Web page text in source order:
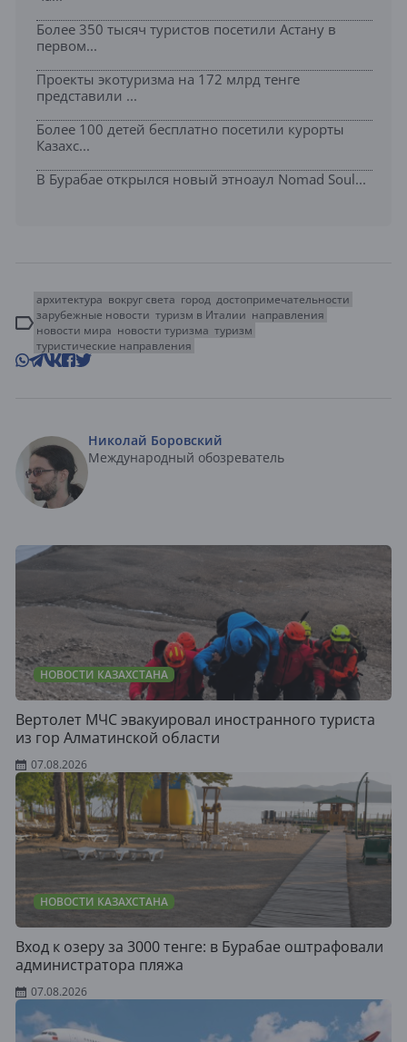
Более 350 тысяч туристов посетили Астану в
первом...
Проекты экотуризма на 172 млрд тенге
представили ...
Более 100 детей бесплатно посетили курорты
Казахс...
В Бурабае открылся новый этноаул Nomad Soul...
архитектура вокруг света город достопримечательности
зарубежные новости туризм в Италии направления
новости мира новости туризма туризм
туристические направления
Николай Боровский
Международный обозреватель
НОВОСТИ КАЗАХСТАНА
Вертолет МЧС эвакуировал иностранного туриста
из гор Алматинской области
07.08.2026
НОВОСТИ КАЗАХСТАНА
Вход к озеру за 3000 тенге: в Бурабае оштрафовали
администратора пляжа
07.08.2026